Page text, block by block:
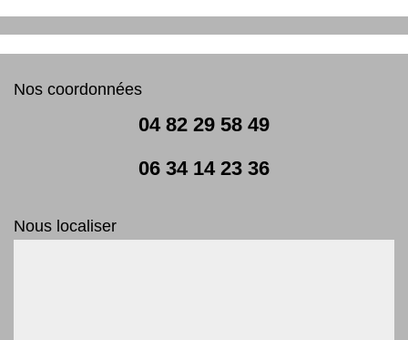
Nos coordonnées
04 82 29 58 49
06 34 14 23 36
Nous localiser